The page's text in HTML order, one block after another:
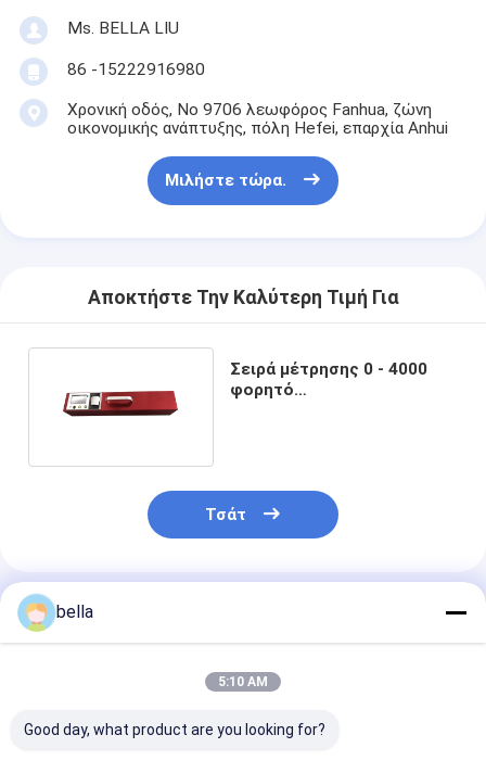
Ms. BELLA LIU
86 -15222916980
Χρονική οδός, Νο 9706 λεωφόρος Fanhua, ζώνη
οικονομικής ανάπτυξης, πόλη Hefei, επαρχία Anhui
Μιλήστε τώρα.
Αποκτήστε Την Καλύτερη Τιμή Για
Σειρά μέτρησης 0 - 4000
φορητό
Τσάτ
Συνιστώμενα Προϊόντα
bella
5:10 AM
Good day, what product are you looking for?